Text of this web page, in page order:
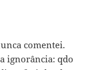
comentei.
ignorância: qdo